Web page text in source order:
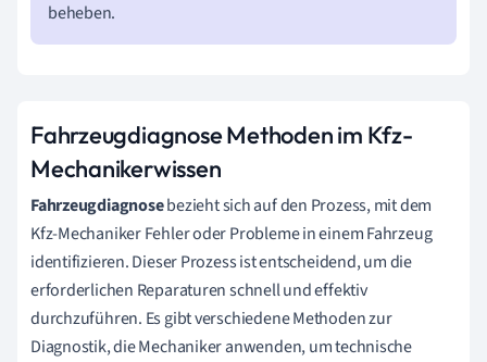
beheben.
Fahrzeugdiagnose Methoden im Kfz-
Mechanikerwissen
Fahrzeugdiagnosebezieht sich auf den Prozess, mit dem
Kfz-Mechaniker Fehler oder Probleme in einem Fahrzeug
identifizieren. Dieser Prozess ist entscheidend, um die
erforderlichen Reparaturen schnell und effektiv
durchzuführen. Es gibt verschiedene Methoden zur
Diagnostik, die Mechaniker anwenden, um technische